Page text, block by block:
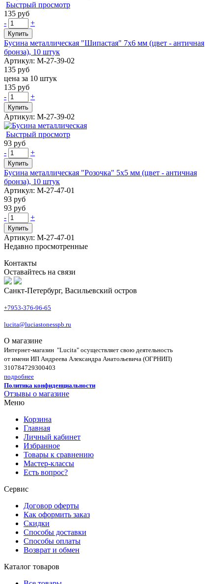
Быстрый просмотр
135 руб
-
+
Купить
Бусина металлическая "Шипастая" 7х6 мм (цвет - античная
бронза), 10 штук
Артикул: М-27-39-02
135 руб
цена за 10 штук
135 руб
-
+
Купить
Артикул: М-27-39-02
Быстрый просмотр
93 руб
-
+
Купить
Бусина металлическая "Розочка" 5х5 мм (цвет - античная
бронза), 10 штук
Артикул: М-27-47-01
93 руб
93 руб
-
+
Купить
Артикул: М-27-47-01
Недавно просмотренные
Контакты
Оставайтесь на связи
Санкт-Петербург, Васильевский остров
+7953-376-96-65
lucita@luciastonesspb.ru
О магазине
Интернет-магазин "Lucita" осуществляет свою деятельность
от имени ИП Андреева Александра Анатольевича (ОГРНИП)
310784729300403
подробнее
Политика конфиденциальности
Отзывы о магазине
Меню
Корзина
Главная
Личный кабинет
Избранное
Товары к сравнению
Мастер-классы
Есть вопрос?
Сервис
Договор оферты
Как оформить заказ
Скидки
Способы доставки
Способы оплаты
Возврат и обмен
Каталог товаров